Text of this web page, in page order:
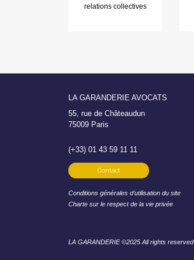
relations collectives
LA GARANDERIE AVOCATS
55, rue de Châteaudun
75009 Paris
(+33) 01 43 59 11 11
Contact
Conditions générales d’utilisation du site
Charte sur le respect de la vie privée
LA GARANDERIE ©2025 All rights reserved